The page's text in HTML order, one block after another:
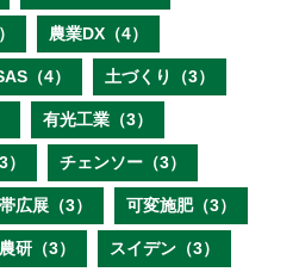
農業DX（4）
（4） 土づくり（3）
有光工業（3）
チェンソー（3）
帯広展（3） 可変施肥（3）
研（3） スイデン（3）